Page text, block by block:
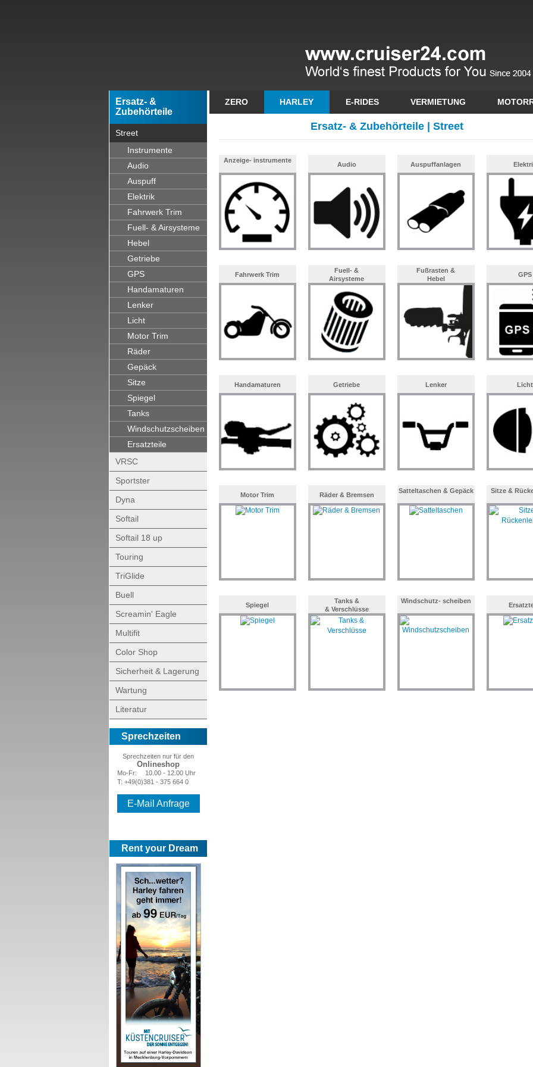
Ersatz- &
Zubehörteile
Street
Instrumente
Audio
Auspuff
Elektrik
Fahrwerk Trim
Fuell- & Airsysteme
Hebel
Getriebe
GPS
Handamaturen
Lenker
Licht
Motor Trim
Räder
Gepäck
Sitze
Spiegel
Tanks
Windschutzscheiben
Ersatzteile
VRSC
Sportster
Dyna
Softail
Softail 18 up
Touring
TriGlide
Buell
Screamin' Eagle
Multifit
Color Shop
Sicherheit & Lagerung
Wartung
Literatur
Sprechzeiten
Sprechzeiten nur für den
Onlineshop
Mo-Fr:
10.00 - 12.00 Uhr
T: +49(0)381 - 375 664 0
E-Mail Anfrage
Rent your Dream
ZERO HARLEY E-RIDES VERMIETUNG
Ersatz- & Zubehörteile | Street
Anzeige- instrumente
Audio Auspuffanlagen
Fahrwerk Trim
Fuell- &
Airsysteme
Fußrasten &
Hebel
GPS
Handamaturen Getriebe Lenker Licht
Motor Trim Räder & Bremsen
Satteltaschen & Gepäck Sitze &
Spiegel
Tanks &
& Verschlüsse
Windschutz- scheiben